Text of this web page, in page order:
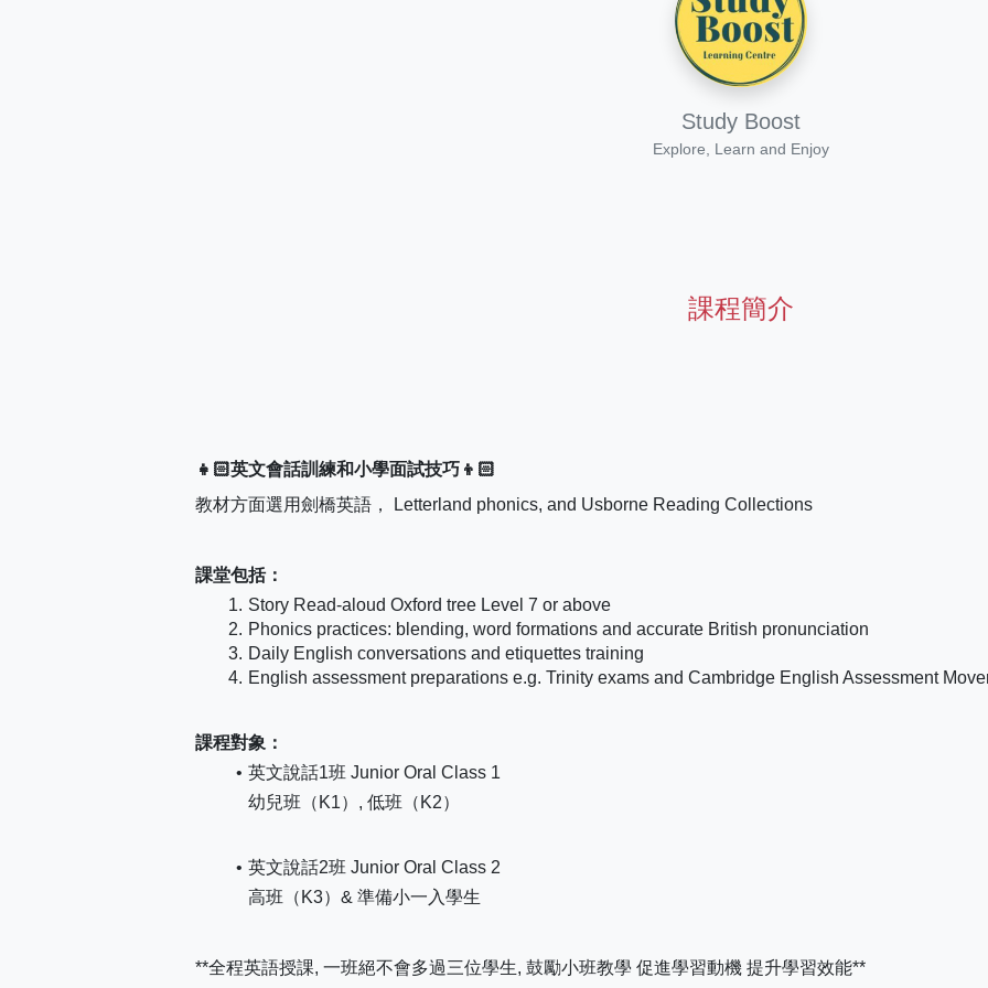
Study Boost
Explore, Learn and Enjoy
課程簡介
👧🏻英文會話訓練和小學面試技巧👦🏻
教材方面選用劍橋英語， Letterland phonics, and Usborne Reading Collections
課堂包括：
Story Read-aloud Oxford tree Level 7 or above
Phonics practices: blending, word formations and accurate British pronunciation
Daily English conversations and etiquettes training
English assessment preparations e.g. Trinity exams and Cambridge English Assessment
課程對象：
英文說話1班 Junior Oral Class 1
幼兒班（K1）, 低班（K2）
英文說話2班 Junior Oral Class 2
高班（K3）& 準備小一入學生
**全程英語授課, 一班絕不會多過三位學生, 鼓勵小班教學 促進學習動機 提升學習效能**